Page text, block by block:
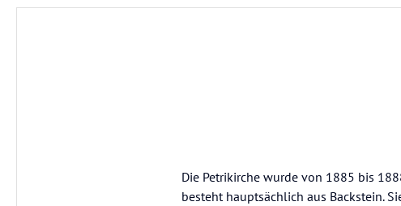
Die Petrikirche wurde von 1885 bis
besteht hauptsächlich aus Backstein.